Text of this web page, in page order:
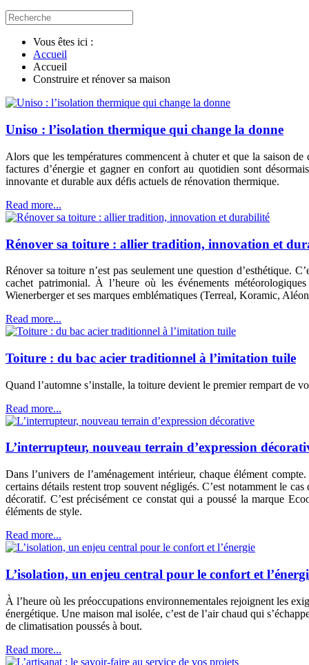
Vous êtes ici :
Accueil
Accueil
Construire et rénover sa maison
Uniso : l’isolation thermique qui change la donne
Alors que les températures commencent à chuter et que la saison
factures d’énergie et gagner en confort au quotidien sont
innovante et durable aux défis actuels de rénovation thermique.
Read more...
Rénover sa toiture : allier tradition, innovation et
Rénover sa toiture n’est pas seulement une question d’esthétique.
cachet patrimonial. À l’heure où les événements
Wienerberger et ses marques emblématiques (Terreal, Koramic,
Read more...
Toiture : du bac acier traditionnel à l’imitation tuile
Quand l’automne s’installe, la toiture devient le premier rempart de
Read more...
L’interrupteur, nouveau terrain d’expression
Dans l’univers de l’aménagement intérieur, chaque élément
certains détails restent trop souvent négligés. C’est notamment le
décoratif. C’est précisément ce constat qui a poussé la marque
éléments de style.
Read more...
L’isolation, un enjeu central pour le confort et
À l’heure où les préoccupations environnementales rejoignent les
énergétique. Une maison mal isolée, c’est de l’air chaud qui
de climatisation poussés à bout.
Read more...